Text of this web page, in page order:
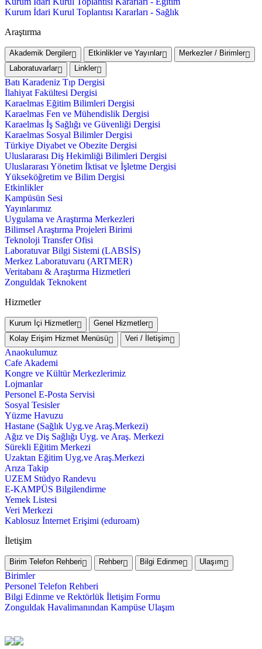
Kurum İdari Kurul Toplantısı Kararları - Sağlık
Araştırma
Akademik Dergiler Etkinlikler ve Yayınlar
Merkezler / Birimler
Laboratuvarlar
Linkler
Batı Karadeniz Tıp Dergisi
İlahiyat Fakültesi Dergisi
Karaelmas Eğitim Bilimleri Dergisi
Karaelmas Fen ve Mühendislik Dergisi
Karaelmas İş Sağlığı ve Güvenliği Dergisi
Karaelmas Sosyal Bilimler Dergisi
Türkiye Diyabet ve Obezite Dergisi
Uluslararası Diş Hekimliği Bilimleri Dergisi
Uluslararası Yönetim İktisat ve İşletme Dergisi
Yükseköğretim ve Bilim Dergisi
Etkinlikler
Kampüsün Sesi
Yayınlarımız
Uygulama ve Araştırma Merkezleri
Bilimsel Araştırma Projeleri Birimi
Teknoloji Transfer Ofisi
Laboratuvar Bilgi Sistemi (LABSİS)
Merkez Laboratuvaru (ARTMER)
Veritabanı & Araştırma Hizmetleri
Zonguldak Teknokent
Hizmetler
Kurum İçi Hizmetler
Genel Hizmetler
Kolay Erişim Hizmet Menüsü
Veri / İletişim
Anaokulumuz
Cafe Akademi
Kongre ve Kültür Merkezlerimiz
Lojmanlar
Personel E-Posta Servisi
Sosyal Tesisler
Yüzme Havuzu
Hastane (Sağlık Uyg.ve Araş.Merkezi)
Ağız ve Diş Sağlığı Uyg. ve Araş. Merkezi
Sürekli Eğitim Merkezi
Uzaktan Eğitim Uyg.ve Araş.Merkezi
Arıza Takip
UZEM Stüdyo Randevu
E-KAMPÜS Bilgilendirme
Yemek Listesi
Veri Merkezi
Kablosuz İnternet Erişimi (eduroam)
İletişim
Birim Telefon Rehberi Rehber Bilgi Edinme Ulaşım
Birimler
Personel Telefon Rehberi
Bilgi Edinme ve Rektörlük İletişim Formu
Zonguldak Havalimanından Kampüse Ulaşım